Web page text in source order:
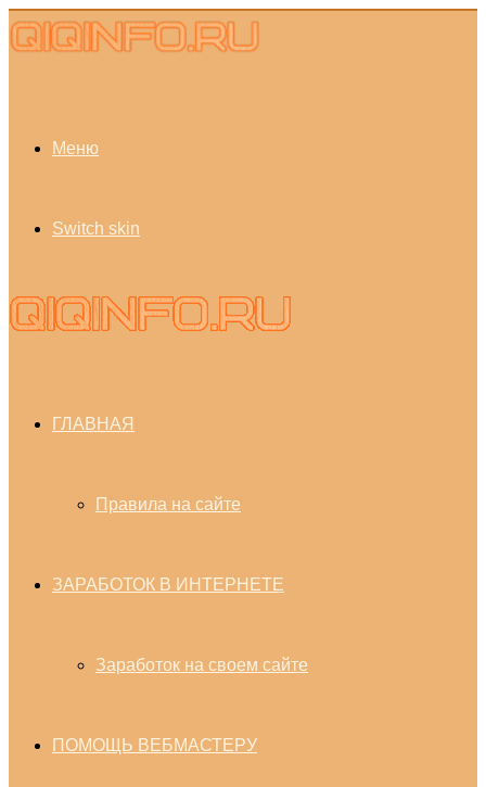
Меню
Switch skin
ГЛАВНАЯ
Правила на сайте
ЗАРАБОТОК В ИНТЕРНЕТЕ
Заработок на своем сайте
ПОМОЩЬ ВЕБМАСТЕРУ